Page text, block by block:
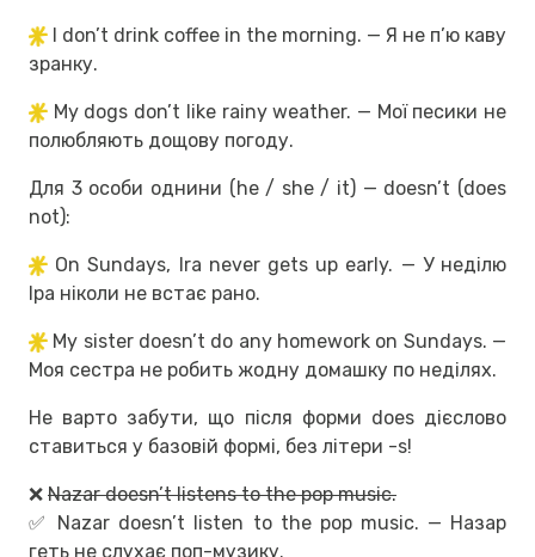
I don’t drink coffee in the morning. — Я не п’ю каву
зранку.
My dogs don’t like rainy weather. — Мої песики не
полюбляють дощову погоду.
Для 3 особи однини (he / she / it) — doesn’t (does
not):
On Sundays, Ira never gets up early. — У неділю
Іра ніколи не встає рано.
My sister doesn’t do any homework on Sundays. —
Моя сестра не робить жодну домашку по неділях.
Не варто забути, що після форми does дієслово
ставиться у базовій формі, без літери -s!
❌ Nazar doesn’t listens to the pop music.
✅ Nazar doesn’t listen to the pop music. — Назар
геть не слухає поп-музику.